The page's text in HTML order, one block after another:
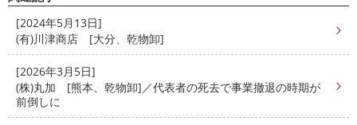
[2024年5月13日]
(有)川津商店 [大分、乾物卸]
[2026年3月5日]
(株)丸加 [熊本、乾物卸]／代表者の死去で事業撤退の時期が
前倒しに